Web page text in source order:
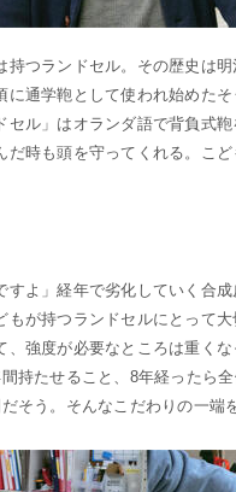
持つランドセル。その歴史は
に通学鞄として使われ始めた
セル」はオランダ語で背負式
だ時も頭を守ってくれる。こ
すよ」経年で劣化していく合
もが持つランドセルにとって
、強度が必要なところは重く
間持たせること、8年経ったら
そう。そんなこだわりの一端